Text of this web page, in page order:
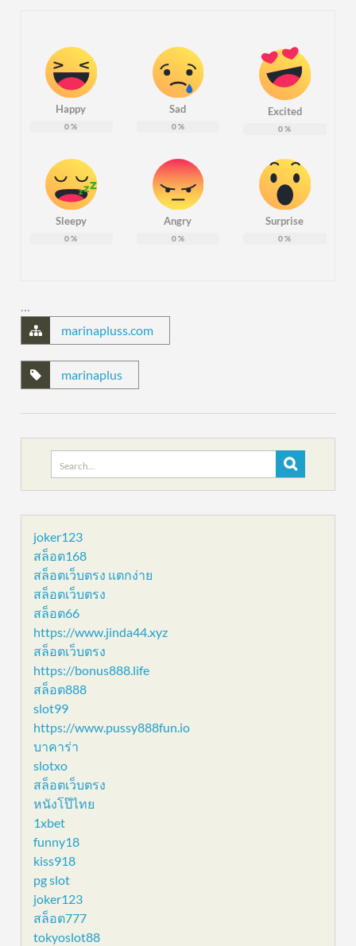
Happy
0%
Sad
0%
Excited
0%
Sleepy
0%
Angry
0%
Surprise
0%
…
marinapluss.com
marinaplus
Search
for:
joker123
สล็อต168
สล็อตเว็บตรง แตกง่าย
สล็อตเว็บตรง
สล็อต66
https://www.jinda44.xyz
สล็อตเว็บตรง
https://bonus888.life
สล็อต888
slot99
https://www.pussy888fun.io
บาคาร่า
slotxo
สล็อตเว็บตรง
หนังโป๊ไทย
1xbet
funny18
kiss918
pg slot
joker123
สล็อต777
tokyoslot88